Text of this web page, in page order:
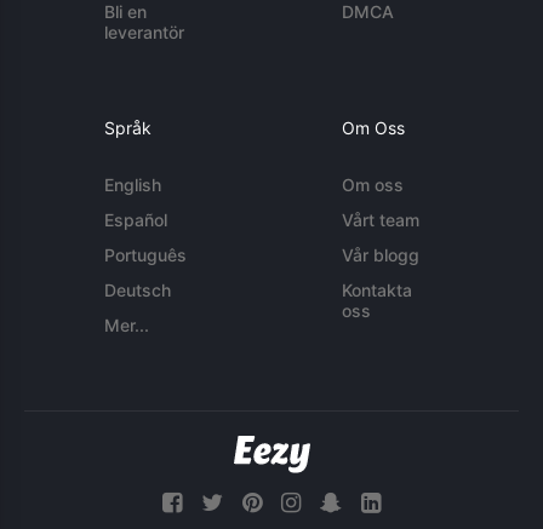
Bli en
leverantör
DMCA
Språk
English
Español
Português
Deutsch
Mer...
Om Oss
Om oss
Vårt team
Vår blogg
Kontakta
oss